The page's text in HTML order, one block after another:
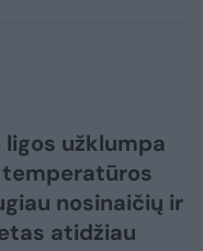
užklumpa
temperatūros
nosinaičių ir
atidžiau